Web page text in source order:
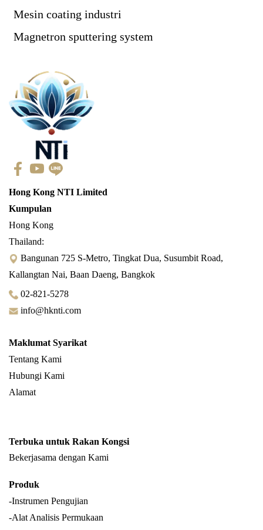
Mesin coating industri
Magnetron sputtering system
Hong Kong NTI Limited
Kumpulan
Hong Kong
Thailand:
Bangunan 725 S-Metro, Tingkat Dua, Susumbit Road,
Kallangtan Nai, Baan Daeng, Bangkok
02-821-5278
info@hknti.com
Maklumat Syarikat
Tentang Kami
Hubungi Kami
Alamat
Terbuka untuk Rakan Kongsi
Bekerjasama dengan Kami
Produk
-Instrumen Pengujian
-Alat Analisis Permukaan